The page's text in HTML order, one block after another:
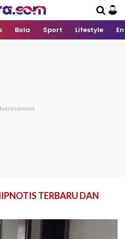
Bola Sport Lifestyle
TERBARU DAN